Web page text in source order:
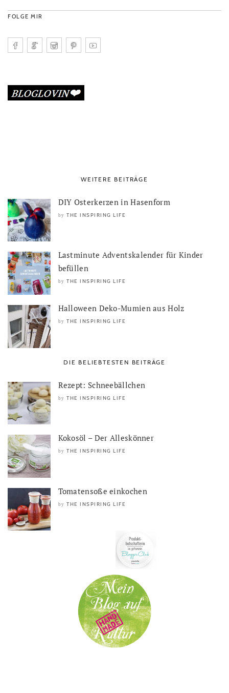
FOLGE MIR
WEITERE BEITRÄGE
DIY Osterkerzen in Hasenform
by THE INSPIRING LIFE
Lastminute Adventskalender für Kinder
befüllen
by THE INSPIRING LIFE
Halloween Deko-Mumien aus Holz
by THE INSPIRING LIFE
DIE BELIEBTESTEN BEITRÄGE
Rezept: Schneebällchen
by THE INSPIRING LIFE
Kokosöl – Der Alleskönner
by THE INSPIRING LIFE
Tomatensoße einkochen
by THE INSPIRING LIFE